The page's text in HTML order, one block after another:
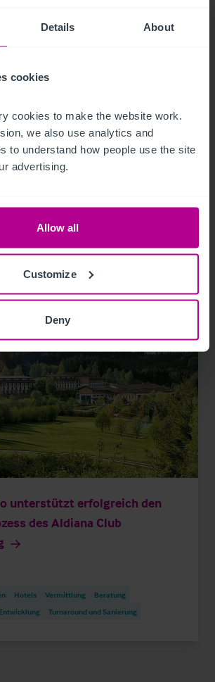
Details About
cookies
cookies to make the website work.
we also use analytics and
to understand how people use the site
advertising.
Allow all
Customize
Deny
- Update H1
Bewertung
Turnaround und Sanierung
Pachtprüfung
unterstützt erfolgreich den
des Aldiana Club
Hotels Vermittlung
Beratung
Turnaround und Sanierung